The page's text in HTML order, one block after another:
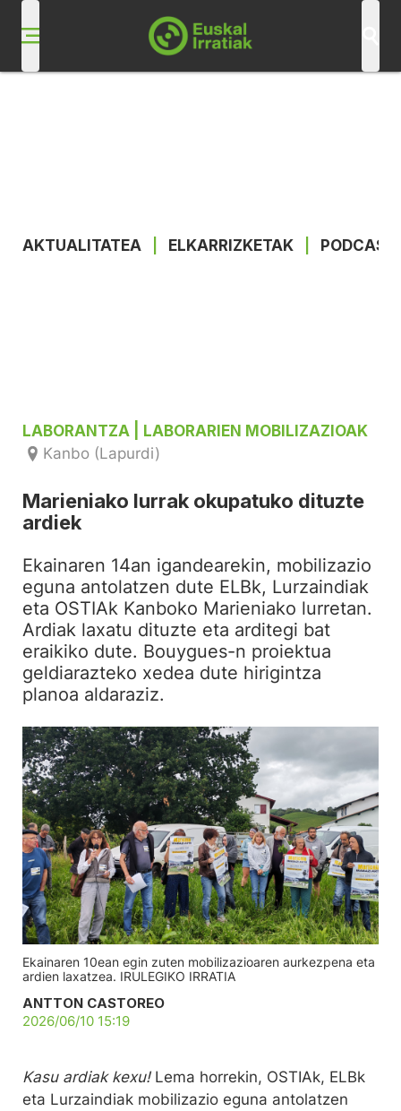
AKTUALITATEA ELKARRIZKETAK
LABORANTZA
| LABORARIEN MOBILIZAZIOAK
Kanbo (Lapurdi)
Marieniako lurrak okupatuko dituzte
ardiek
Ekainaren 14an igandearekin, mobilizazio
eguna antolatzen dute ELBk, Lurzaindiak
eta OSTIAk Kanboko Marieniako lurretan.
Ardiak laxatu dituzte eta arditegi bat
eraikiko dute. Bouygues-n proiektua
geldiarazteko xedea dute hirigintza
planoa aldaraziz.
Ekainaren 10ean egin zuten mobilizazioaren aurkezpena eta
ardien laxatzea. IRULEGIKO IRRATIA
ANTTON CASTOREO
2026/06/10 15:19
Kasu ardiak kexu! Lema horrekin, OSTIAk, ELBk
eta Lurzaindiak mobilizazio eguna antolatzen